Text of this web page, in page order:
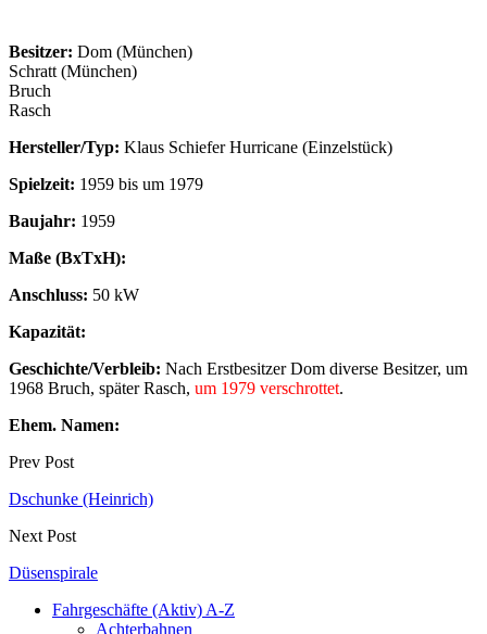
Besitzer: Dom (München)
Schratt (München)
Bruch
Rasch
Hersteller/Typ: Klaus Schiefer Hurricane (Einzelstück)
Spielzeit: 1959 bis um 1979
Baujahr: 1959
Maße (BxTxH):
Anschluss: 50 kW
Kapazität:
Geschichte/Verbleib: Nach Erstbesitzer Dom diverse Besitzer, um
1968 Bruch, später Rasch, um 1979 verschrottet.
Ehem. Namen:
Prev Post
Dschunke (Heinrich)
Next Post
Düsenspirale
Fahrgeschäfte (Aktiv) A-Z
Achterbahnen